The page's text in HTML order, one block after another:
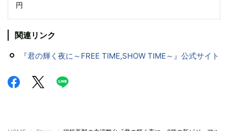
円
関連リンク
『君の輝く夜に～FREE TIME,SHOW TIME～』公式サイト